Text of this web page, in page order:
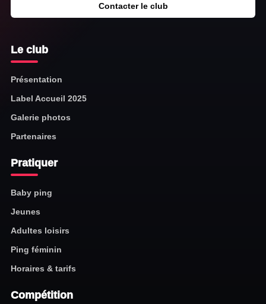
Contacter le club
Le club
Présentation
Label Accueil 2025
Galerie photos
Partenaires
Pratiquer
Baby ping
Jeunes
Adultes loisirs
Ping féminin
Horaires & tarifs
Compétition